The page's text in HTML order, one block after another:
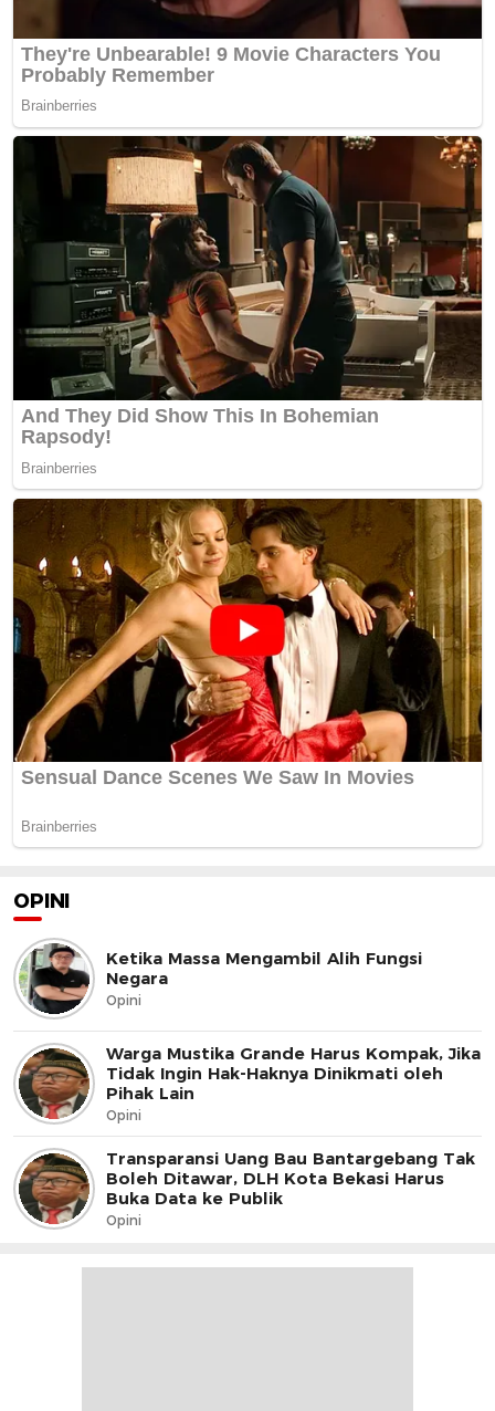
OPINI
Ketika Massa Mengambil Alih Fungsi
Negara
Opini
Warga Mustika Grande Harus Kompak, Jika
Tidak Ingin Hak-Haknya Dinikmati oleh
Pihak Lain
Opini
Transparansi Uang Bau Bantargebang Tak
Boleh Ditawar, DLH Kota Bekasi Harus
Buka Data ke Publik
Opini